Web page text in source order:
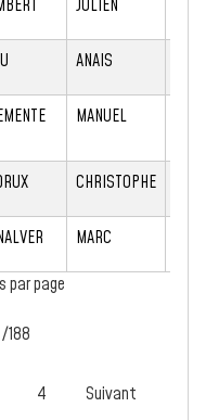
JULIEN
ANAIS
MANUEL
CHRISTOPHE
MARC
par page
188
4 Suivant